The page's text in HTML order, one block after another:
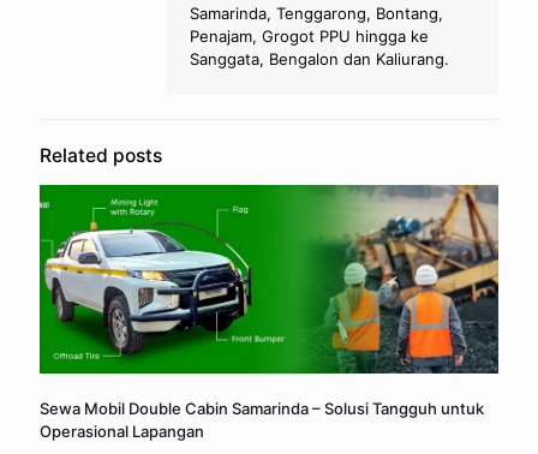
Samarinda, Tenggarong, Bontang,
Penajam, Grogot PPU hingga ke
Sanggata, Bengalon dan Kaliurang.
Related posts
Sewa Mobil Double Cabin Samarinda – Solusi Tangguh untuk
Operasional Lapangan